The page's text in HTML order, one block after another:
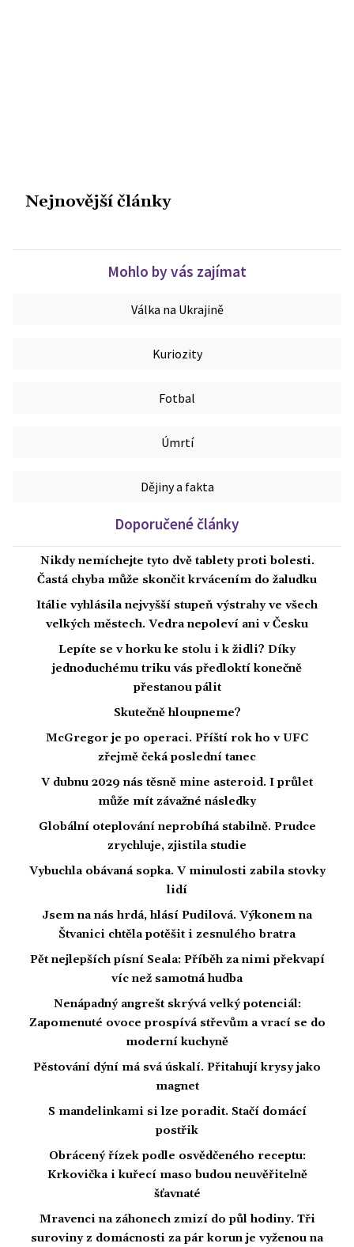
Nejnovější články
Mohlo by vás zajímat
Válka na Ukrajině
Kuriozity
Fotbal
Úmrtí
Dějiny a fakta
Doporučené články
Nikdy nemíchejte tyto dvě tablety proti bolesti.
Častá chyba může skončit krvácením do žaludku
Itálie vyhlásila nejvyšší stupeň výstrahy ve všech
velkých městech. Vedra nepoleví ani v Česku
Lepíte se v horku ke stolu i k židli? Díky
jednoduchému triku vás předloktí konečně
přestanou pálit
Skutečně hloupneme?
McGregor je po operaci. Příští rok ho v UFC
zřejmě čeká poslední tanec
V dubnu 2029 nás těsně mine asteroid. I průlet
může mít závažné následky
Globální oteplování neprobíhá stabilně. Prudce
zrychluje, zjistila studie
Vybuchla obávaná sopka. V minulosti zabila stovky
lidí
Jsem na nás hrdá, hlásí Pudilová. Výkonem na
Štvanici chtěla potěšit i zesnulého bratra
Pět nejlepších písní Seala: Příběh za nimi překvapí
víc než samotná hudba
Nenápadný angrešt skrývá velký potenciál:
Zapomenuté ovoce prospívá střevům a vrací se do
moderní kuchyně
Pěstování dýní má svá úskalí. Přitahují krysy jako
magnet
S mandelinkami si lze poradit. Stačí domácí
postřik
Obrácený řízek podle osvědčeného receptu:
Krkovička i kuřecí maso budou neuvěřitelně
šťavnaté
Mravenci na záhonech zmizí do půl hodiny. Tři
suroviny z domácnosti za pár korun je vyženou na